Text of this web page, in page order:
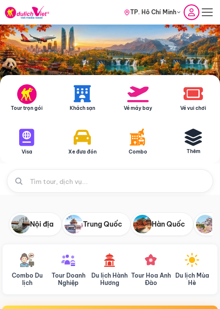
TP. Hồ Chí Minh
Tour trọn gói Khách sạn Vé máy bay Vé vui chơi
Visa Xe đưa đón Combo Thêm
Nội địa Trung Quốc Hàn Quốc
Combo Du
lịch
Tour Doanh
Nghiệp
Du lịch Hành
Hương
Tour Hoa Anh
Đào
Du lịch Mùa
Hè